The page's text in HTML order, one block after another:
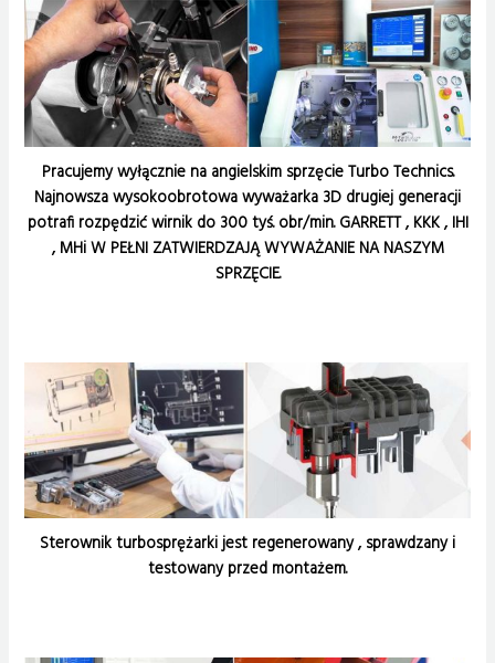
Pracujemy wyłącznie na angielskim sprzęcie Turbo Technics.
Najnowsza wysokoobrotowa wyważarka 3D drugiej generacji
potrafi rozpędzić wirnik do 300 tyś. obr/min. GARRETT , KKK , IHI
, MHi W PEŁNI ZATWIERDZAJĄ WYWAŻANIE NA NASZYM
SPRZĘCIE.
Sterownik turbosprężarki jest regenerowany , sprawdzany i
testowany przed montażem.